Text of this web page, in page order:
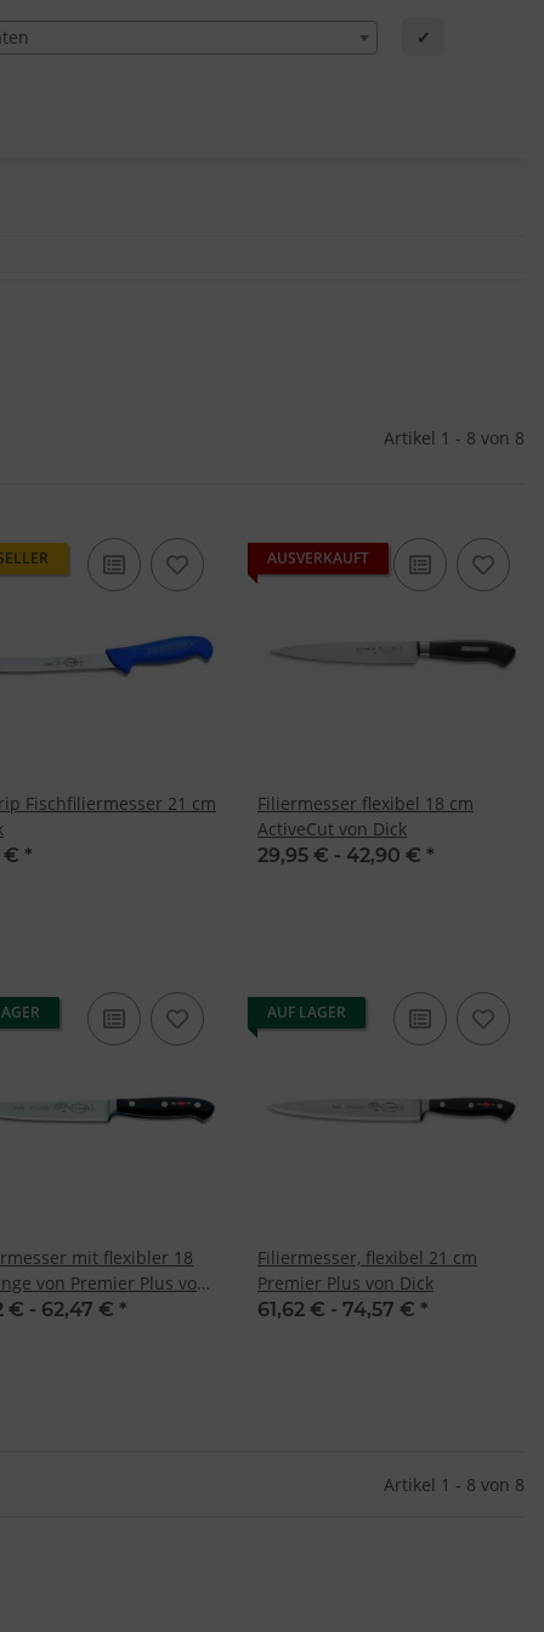
✔
Artikel 1 - 8 von 8
Fischfiliermesser 21 cm
€ *
AUSVERKAUFT
Filiermesser flexibel 18 cm
ActiveCut von Dick
29,95 € - 42,90 € *
mit flexibler 18
von Premier Plus von
€ - 62,47 € *
AUF LAGER
Filiermesser, flexibel 21 cm
Premier Plus von Dick
61,62 € - 74,57 € *
Artikel 1 - 8 von 8